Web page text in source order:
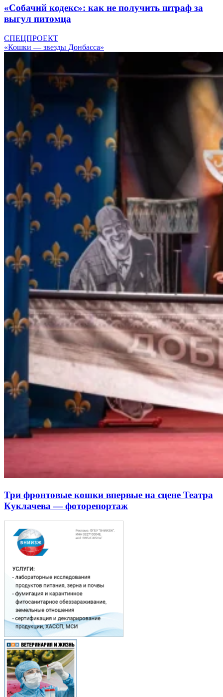
«Собачий кодекс»: как не получить штраф за
выгул питомца
СПЕЦПРОЕКТ
«Кошки — звезды Донбасса»
Три фронтовые кошки впервые на сцене Театра
Куклачева — фоторепортаж